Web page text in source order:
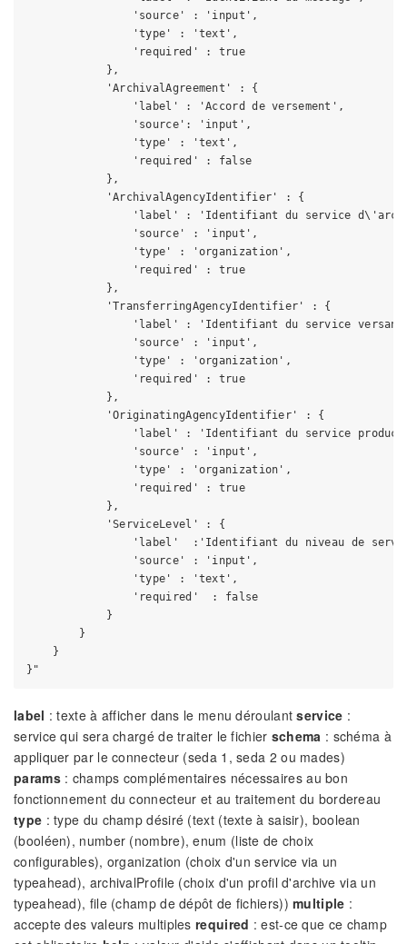
                'source' : 'input',
                'type' : 'text',
                'required' : true
            },
            'ArchivalAgreement' : {
                'label' : 'Accord de versement',
                'source': 'input',
                'type' : 'text',
                'required' : false
            },
            'ArchivalAgencyIdentifier' : {
'label' : 'Identifiant du service
                'source' : 'input',
                'type' : 'organization',
                'required' : true
            },
            'TransferringAgencyIdentifier' : {
'label' : 'Identifiant du service
                'source' : 'input',
                'type' : 'organization',
                'required' : true
            },
            'OriginatingAgencyIdentifier' : {
'label' : 'Identifiant du service
                'source' : 'input',
                'type' : 'organization',
                'required' : true
            },
            'ServiceLevel' : {
'label'  :'Identifiant du niveau de
                'source' : 'input',
                'type' : 'text',
                'required'  : false
            }
        }
    }
label : texte à afficher dans le menu déroulantservice :
service qui sera chargé de traiter le fichier schema : schéma à
appliquer par le connecteur (seda 1, seda 2 ou mades)
params: champs complémentaires nécessaires au bon
fonctionnement du connecteur et au traitement du bordereau
type : type du champ désiré (text (texte à saisir), boolean
(booléen), number (nombre), enum (liste de choix
configurables), organization (choix d'un service via un
typeahead), archivalProfile (choix d'un profil d'archive via un
typeahead), file (champ de dépôt de fichiers))multiple :
accepte des valeurs multiplesrequired : est-ce que ce champ